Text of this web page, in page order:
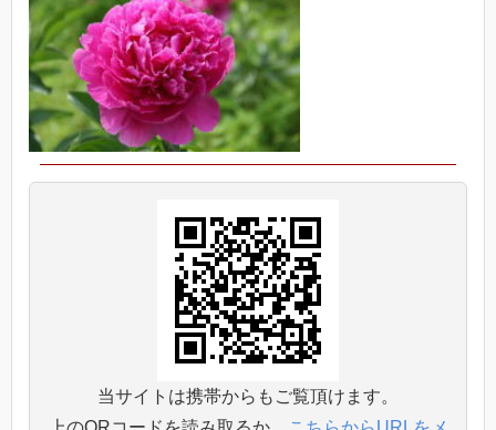
当サイトは携帯からもご覧頂けます。